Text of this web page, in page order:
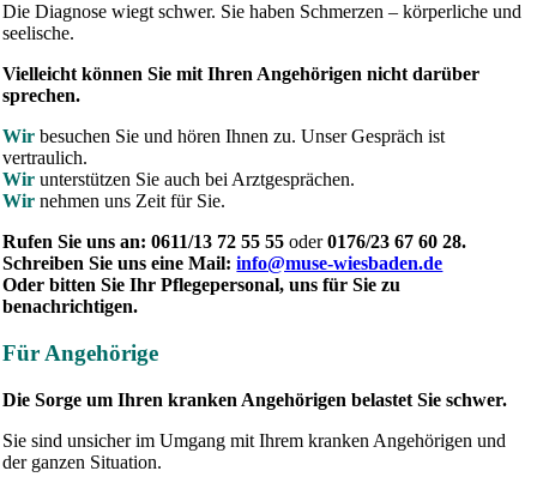
Die Diagnose wiegt schwer. Sie haben Schmerzen – körperliche und
seelische.
Vielleicht können Sie mit Ihren Angehörigen nicht darüber
sprechen.
Wir besuchen Sie und hören Ihnen zu. Unser Gespräch ist
vertraulich.
Wir unterstützen Sie auch bei Arztgesprächen.
Wir nehmen uns Zeit für Sie.
Rufen Sie uns an: 0611/13 72 55 55oder0176/23 67 60 28.
Schreiben Sie uns eine Mail:info@muse-wiesbaden.de
Oder bitten Sie Ihr Pflegepersonal, uns für Sie zu
benachrichtigen.
Für Angehörige
Die Sorge um Ihren kranken Angehörigen belastet Sie schwer.
Sie sind unsicher im Umgang mit Ihrem kranken Angehörigen und
der ganzen Situation.